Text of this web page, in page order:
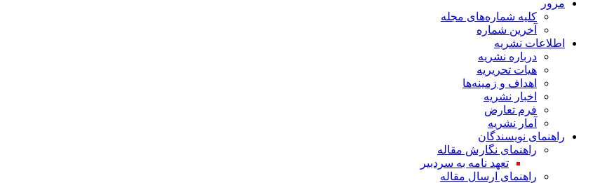
مرور
کلیه شماره‌های مجله
آخرین شماره
اطلاعات نشریه
درباره نشریه
هیات تحریریه
اهداف و زمینه‌ها
اخبار نشریه
فرم تعارض
آمار نشریه
راهنمای نویسندگان
راهنمای نگارش مقاله
تعهد نامه به سردبیر
راهنمای ارسال مقاله